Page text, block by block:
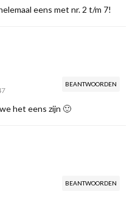
eens met nr. 2 t/m 7!
BEANTWOORDEN
het eens zijn 🙂
BEANTWOORDEN